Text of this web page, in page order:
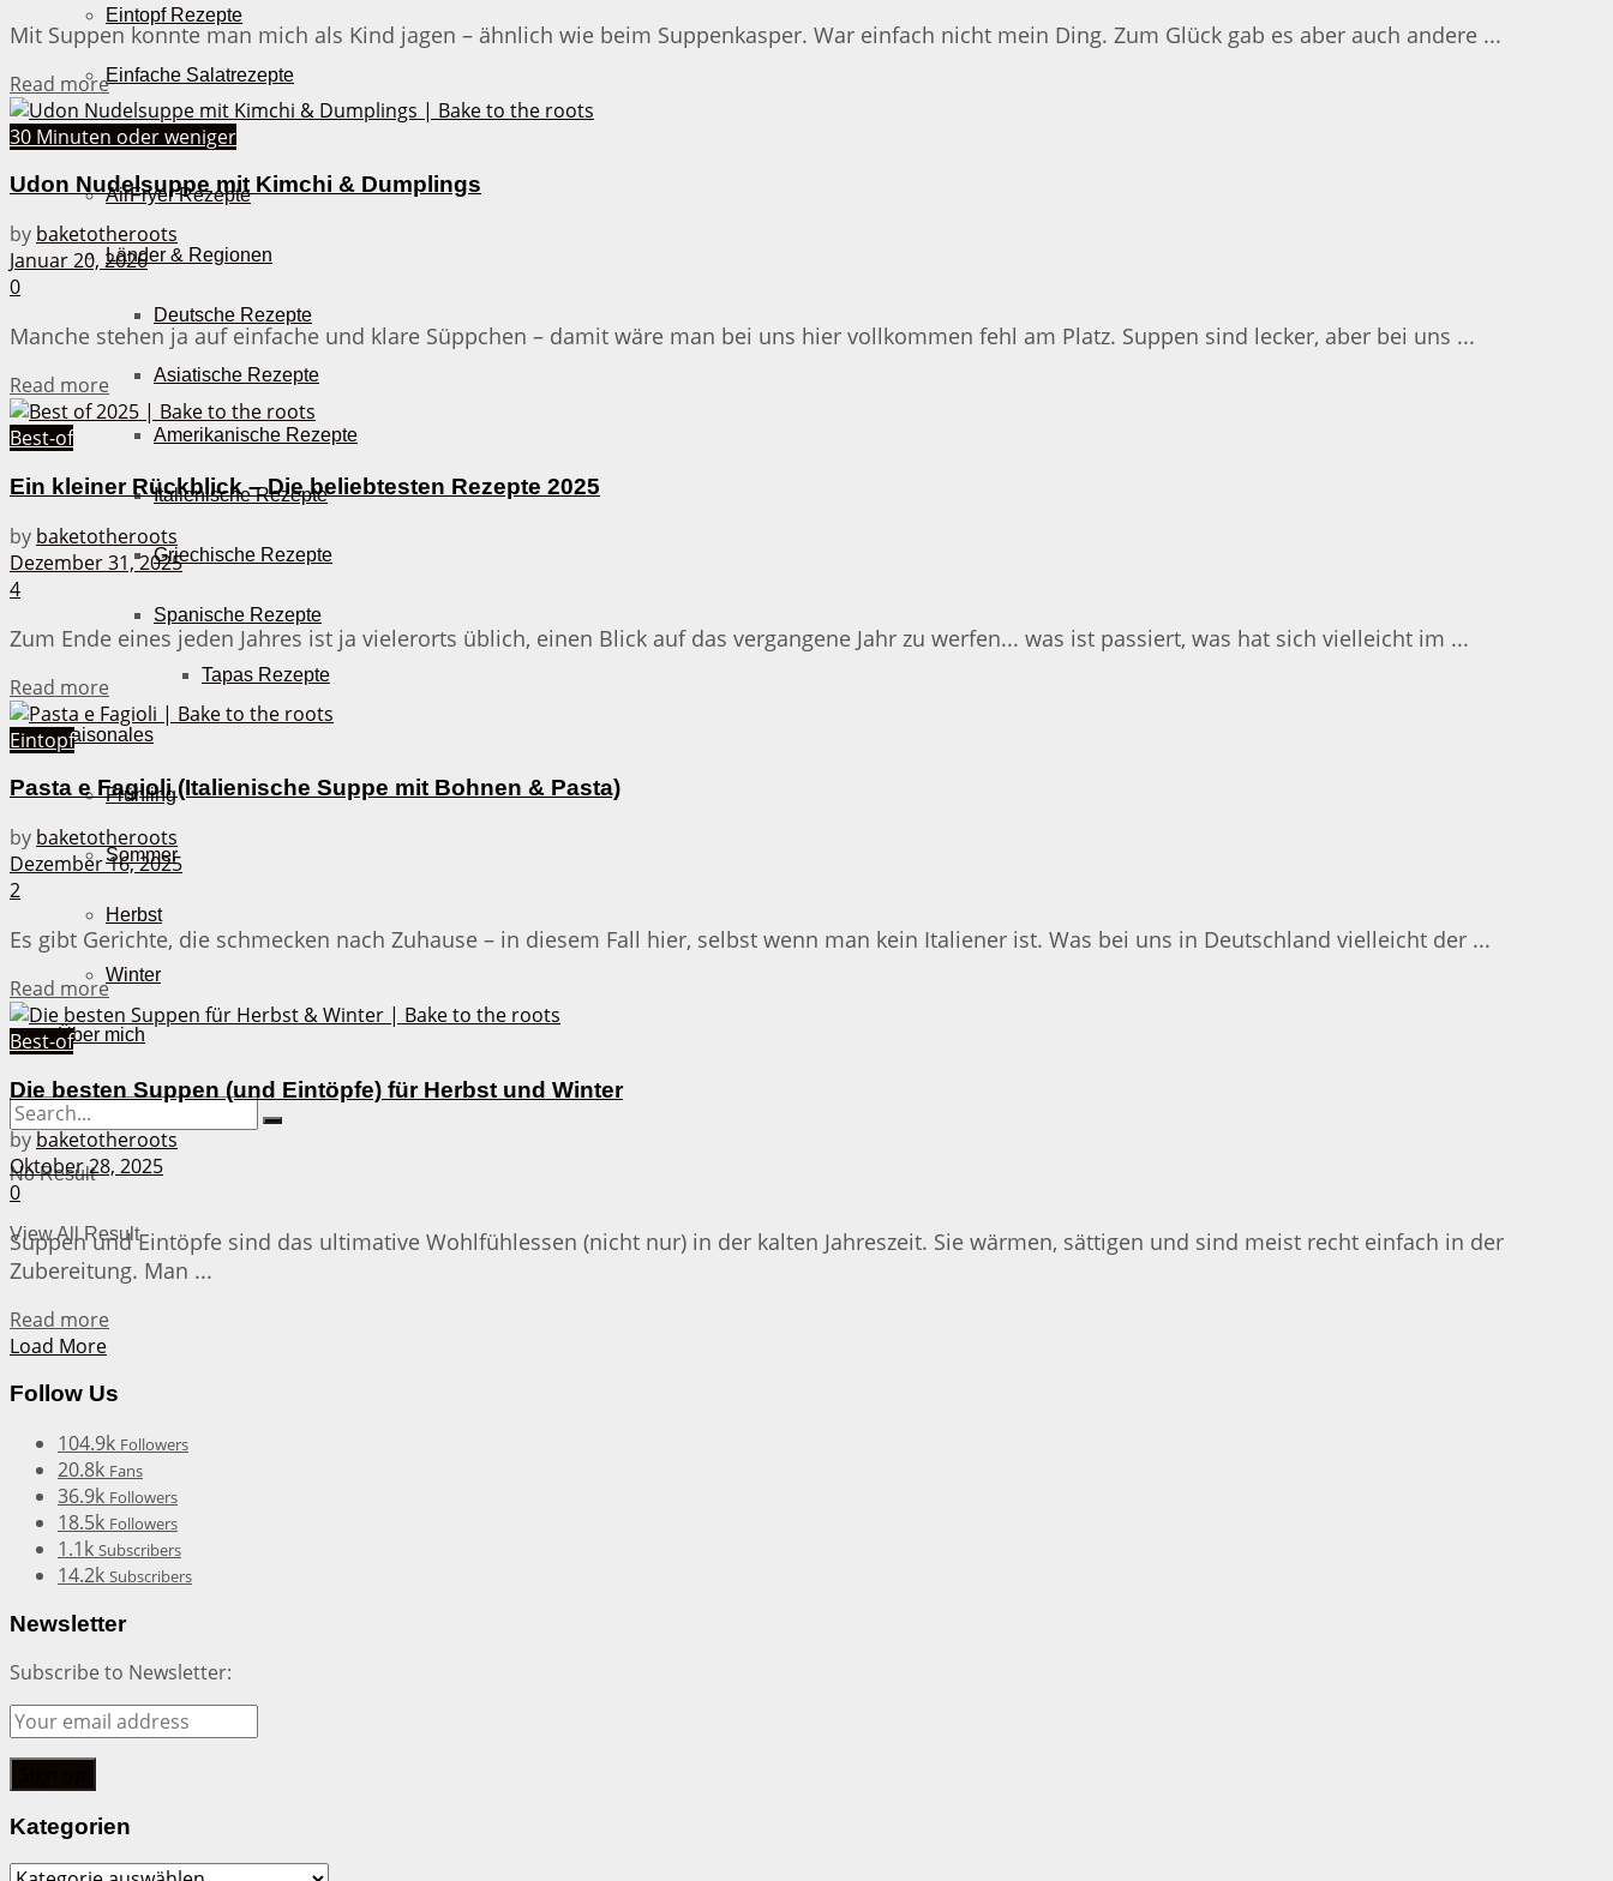
Eintopf Rezepte
Einfache Salatrezepte
Pizza & Co.
AirFryer Rezepte
Länder & Regionen
Deutsche Rezepte
Asiatische Rezepte
Amerikanische Rezepte
Italienische Rezepte
Griechische Rezepte
Spanische Rezepte
Tapas Rezepte
Saisonales
Frühling
Sommer
Herbst
Winter
Über mich
No Result
View All Result
Mit Suppen konnte man mich als Kind jagen – ähnlich wie beim Suppenkasper. War einfach nicht mein Ding. Zum Glück gab es aber auch andere ...
Read moreDetails
30 Minuten oder weniger
Udon Nudelsuppe mit Kimchi & Dumplings
by baketotheroots
Januar 20, 2026
0
Manche stehen ja auf einfache und klare Süppchen – damit wäre man bei uns hier vollkommen fehl am Platz. Suppen sind lecker, aber bei uns ...
Read more Details
Best-of
Ein kleiner Rückblick – Die beliebtesten Rezepte 2025
by baketotheroots
Dezember 31, 2025
4
Zum Ende eines jeden Jahres ist ja vielerorts üblich, einen Blick auf das vergangene Jahr zu werfen... was ist passiert, was hat sich vielleicht im ...
Read more
Eintopf
Pasta e Fagioli (Italienische Suppe mit Bohnen & Pasta)
by baketotheroots
Dezember 16, 2025
2
Es gibt Gerichte, die schmecken nach Zuhause – in diesem Fall hier, selbst wenn man kein Italiener ist. Was bei uns in Deutschland vielleicht der ...
Read moreDetails
Best-of
Die besten Suppen (und Eintöpfe) für Herbst und Winter
bybaketotheroots
Oktober 28, 2025
0
Suppen und Eintöpfe sind das ultimative Wohlfühlessen (nicht nur) in der kalten Jahreszeit. Sie wärmen, sättigen und sind meist recht einfach in der
Zubereitung. Man ...
Read more
Load More
Follow Us
104.9k Followers
20.8k Fans
36.9k Followers
18.5k Followers
1.1k Subscribers
14.2k Subscribers
Newsletter
Subscribe to Newsletter:
Kategorien
Kategorien